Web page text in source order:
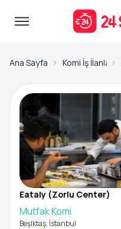
Ana Sayfa Komi İş İlanları
Eataly (Zorlu Center)
Mutfak Komi
Beşiktaş, İstanbul